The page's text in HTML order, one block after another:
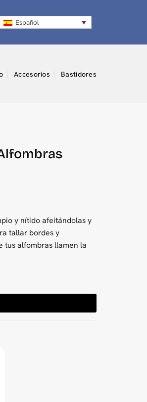
Español
Accesorios Bastidores
y nítido afeitándolas y
tallar bordes y
tus alfombras llamen la